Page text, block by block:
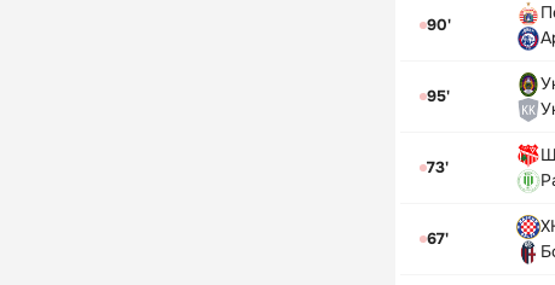
90'
95'
73'
67'